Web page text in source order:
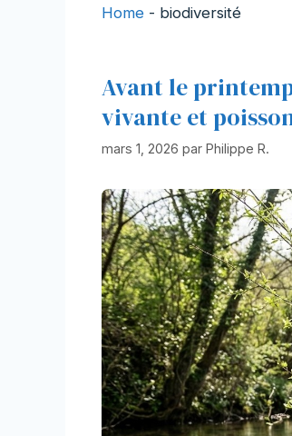
Home - biodiversité
Avant le
vivante et
mars 1, 2026 par Philippe R.